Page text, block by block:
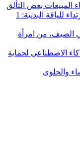
بعض التألق
مدرب الصحة يقارن 4 أجهزة قابلة للارتداء للياقة البدنية: 1
الصيف، من امرأة
الاصطناعي لحماية
والحلوى